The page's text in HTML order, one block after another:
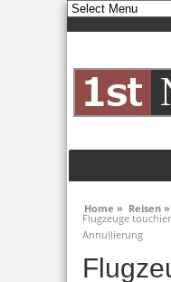
Home » Reisen »
Flugzeuge
Annullierung